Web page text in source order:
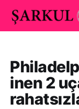
inen 2